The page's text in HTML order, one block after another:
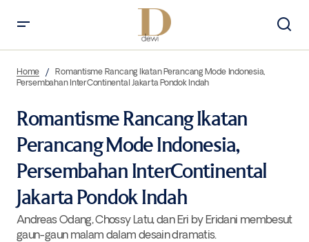
Persembahan InterContinental Jakarta Pondok Indah
Home
Romantisme Rancang Ikatan Perancang Mode Indonesia,
Persembahan InterContinental Jakarta Pondok Indah
Romantisme Rancang Ikatan
Perancang Mode Indonesia,
Persembahan InterContinental
Jakarta Pondok Indah
Andreas Odang, Chossy Latu, dan Eri by Eridani membesut
gaun-gaun malam dalam desain dramatis.